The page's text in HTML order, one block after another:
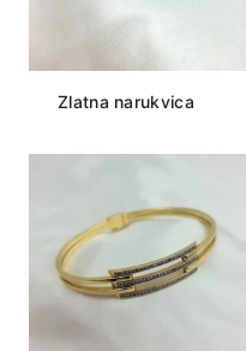
Zlatna narukvica